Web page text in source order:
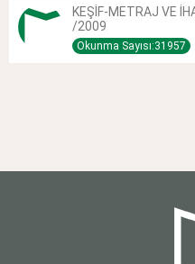
KEŞİF-METRAJ VE
/2009
Okunma Sayısı:31957